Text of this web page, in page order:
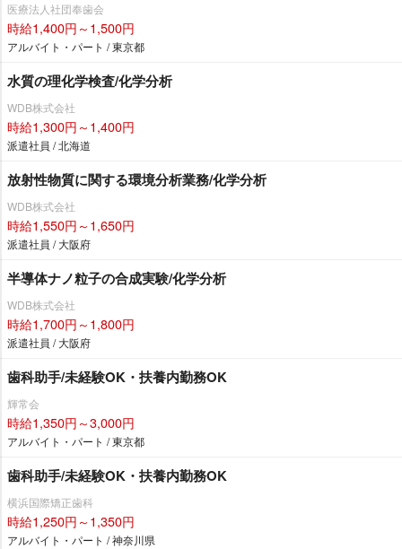
医療法人社団奉歯会
時給1,400円～1,500円
アルバイト・パート / 東京都
水質の理化学検査/化学分析
WDB株式会社
時給1,300円～1,400円
派遣社員 / 北海道
放射性物質に関する環境分析業務/化学分析
WDB株式会社
時給1,550円～1,650円
派遣社員 / 大阪府
半導体ナノ粒子の合成実験/化学分析
WDB株式会社
時給1,700円～1,800円
派遣社員 / 大阪府
歯科助手/未経験OK・扶養内勤務OK
輝常会
時給1,350円～3,000円
アルバイト・パート / 東京都
歯科助手/未経験OK・扶養内勤務OK
横浜国際矯正歯科
時給1,250円～1,350円
アルバイト・パート / 神奈川県